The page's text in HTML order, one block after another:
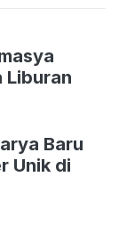
Liburan
Baru
Unik di